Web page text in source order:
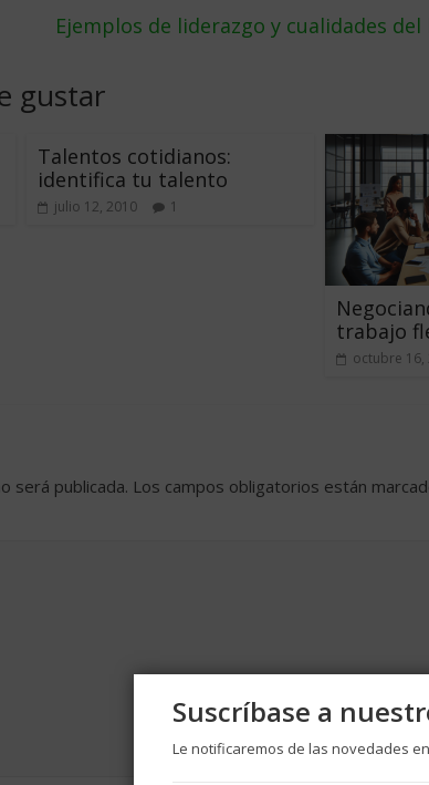
Ejemplos de liderazgo y cualidades
gustar
Talentos cotidianos:
identifica tu talento
julio 12, 2010 1
trabajo
octubre 16,
será publicada. Los campos obligatorios están
Suscríbase a
Le notificaremos de las novedades